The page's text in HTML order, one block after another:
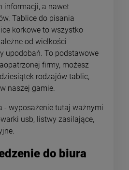
informacji, a nawet
Tablice do pisania
korkowe to wszystko
od wielkości
upodobań. To podstawowe
firmy, możesz
rodzajów tablic,
naszej gamie.
- wyposażenie tutaj ważnymi
usb, listwy zasilające,
do biura